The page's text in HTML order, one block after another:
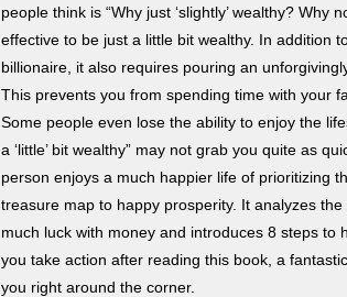
people think is “Why just ‘slightly’ wealthy? Why
effective to be just a little bit wealthy. In addition
billionaire, it also requires pouring an
This prevents you from spending time with your
Some people even lose the ability to enjoy the
a ‘little’ bit wealthy” may not grab you quite as
person enjoys a much happier life of prioritizing
treasure map to happy prosperity. It analyzes
much luck with money and introduces 8 steps
you take action after reading this book, a
you right around the corner.